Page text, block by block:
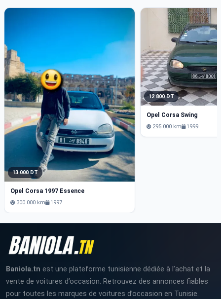
13 000 DT
Opel Corsa 1997 Essence
300 000 km 1997
12 800 DT
Opel Corsa Swing
295 000 km 1999
Baniola.tn est une plateforme tunisienne dédiée à l’achat et la
vente de voitures d’occasion. Retrouvez des annonces fiables
pour toutes les marques de voitures d’occasion en Tunisie.